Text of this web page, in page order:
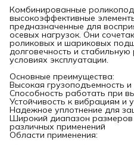
Комбинированные
высокоэффективные
предназначенные для
осевых нагрузок. Они
роликовых и шариковых
долговечность и
условиях эксплуатации.
Основные преимущества:
Высокая грузоподъемность и
Способность работать при
Устойчивость к вибрациям и
Надежное уплотнение для
Широкий диапазон
различных применений
Области применения: